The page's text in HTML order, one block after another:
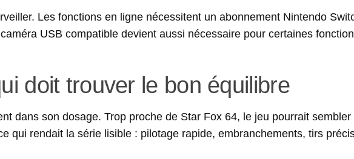
Les fonctions en ligne nécessitent un abonnement Nintendo
USB compatible devient aussi nécessaire pour certaines
doit trouver le bon équilibre
dans son dosage. Trop proche de Star Fox 64, le jeu pourrait
qui rendait la série lisible : pilotage rapide, embranchements, tirs